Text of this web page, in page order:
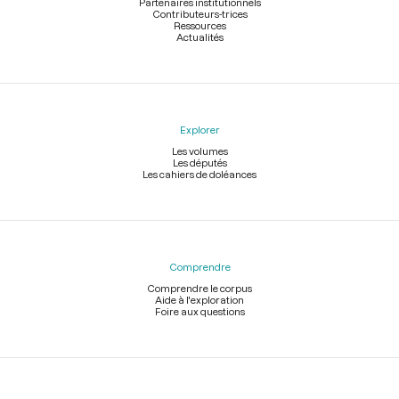
Contributeurs-trices
Ressources
Actualités
Explorer
Les volumes
Les députés
Les cahiers de doléances
Comprendre
Comprendre le corpus
Aide à l'exploration
Foire aux questions